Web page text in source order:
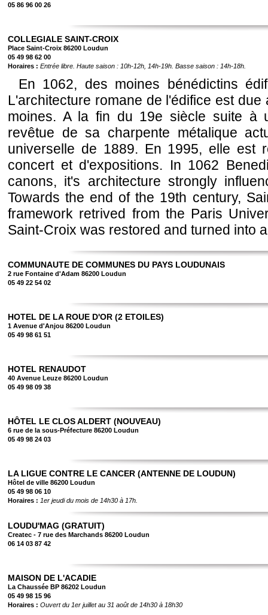
05 86 96 00 26
COLLEGIALE SAINT-CROIX
Place Saint-Croix 86200 Loudun
05 49 98 62 00
Horaires : Entrée libre. Haute saison : 10h-12h, 14h-19h. Basse saison : 14h-18h.
En 1062, des moines bénédictins
L'architecture romane de l'édifice est
moines. A la fin du 19e siècle suite à
revêtue de sa charpente métalique
universelle de 1889. En 1995, elle est
concert et d'expositions. In 1062
canons, it's architecture strongly
Towards the end of the 19th century,
framework retrived from the Paris
Saint-Croix was restored and turned into
COMMUNAUTE DE COMMUNES DU PAYS LOUDUNAIS
2 rue Fontaine d'Adam 86200 Loudun
05 49 22 54 02
HOTEL DE LA ROUE D'OR (2 ETOILES)
1 Avenue d'Anjou 86200 Loudun
05 49 98 61 51
HOTEL RENAUDOT
40 Avenue Leuze 86200 Loudun
05 49 98 09 38
HÔTEL LE CLOS ALDERT (NOUVEAU)
6 rue de la sous-Préfecture 86200 Loudun
05 49 98 24 03
LA LIGUE CONTRE LE CANCER (ANTENNE DE LOUDUN)
Hôtel de ville 86200 Loudun
05 49 98 06 10
Horaires : 1er jeudi du mois de 14h30 à 17h.
LOUDU'MAG (GRATUIT)
Createc - 7 rue des Marchands 86200 Loudun
06 14 03 87 42
MAISON DE L'ACADIE
La Chaussée BP 86202 Loudun
05 49 98 15 96
Horaires : Ouvert du 1er juillet au 31 août de 14h30 à 18h30